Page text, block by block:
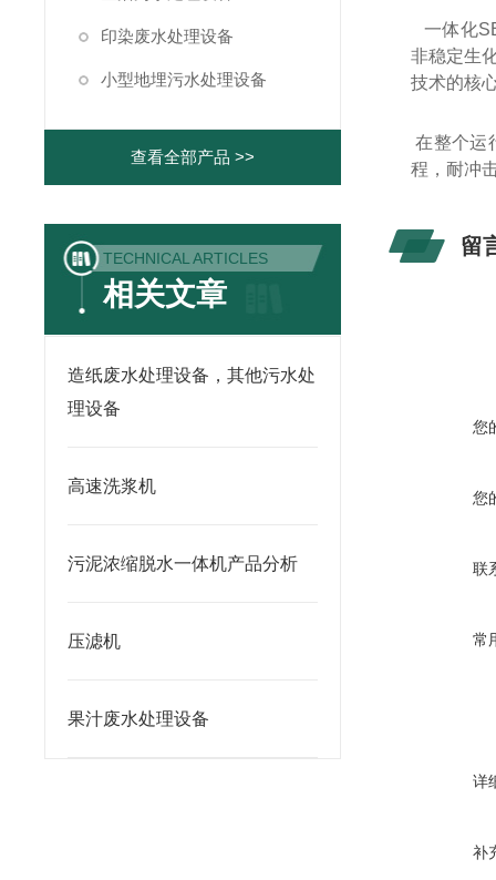
印染废水处理设备
小型地埋污水处理设备
查看全部产品 >>
TECHNICAL ARTICLES
相关文章
造纸废水处理设备，其他污水处
理设备
高速洗浆机
污泥浓缩脱水一体机产品分析
压滤机
果汁废水处理设备
一体化
非稳定生
技术的核
在整个运
程，耐冲
留
您
您
联
常
详
补